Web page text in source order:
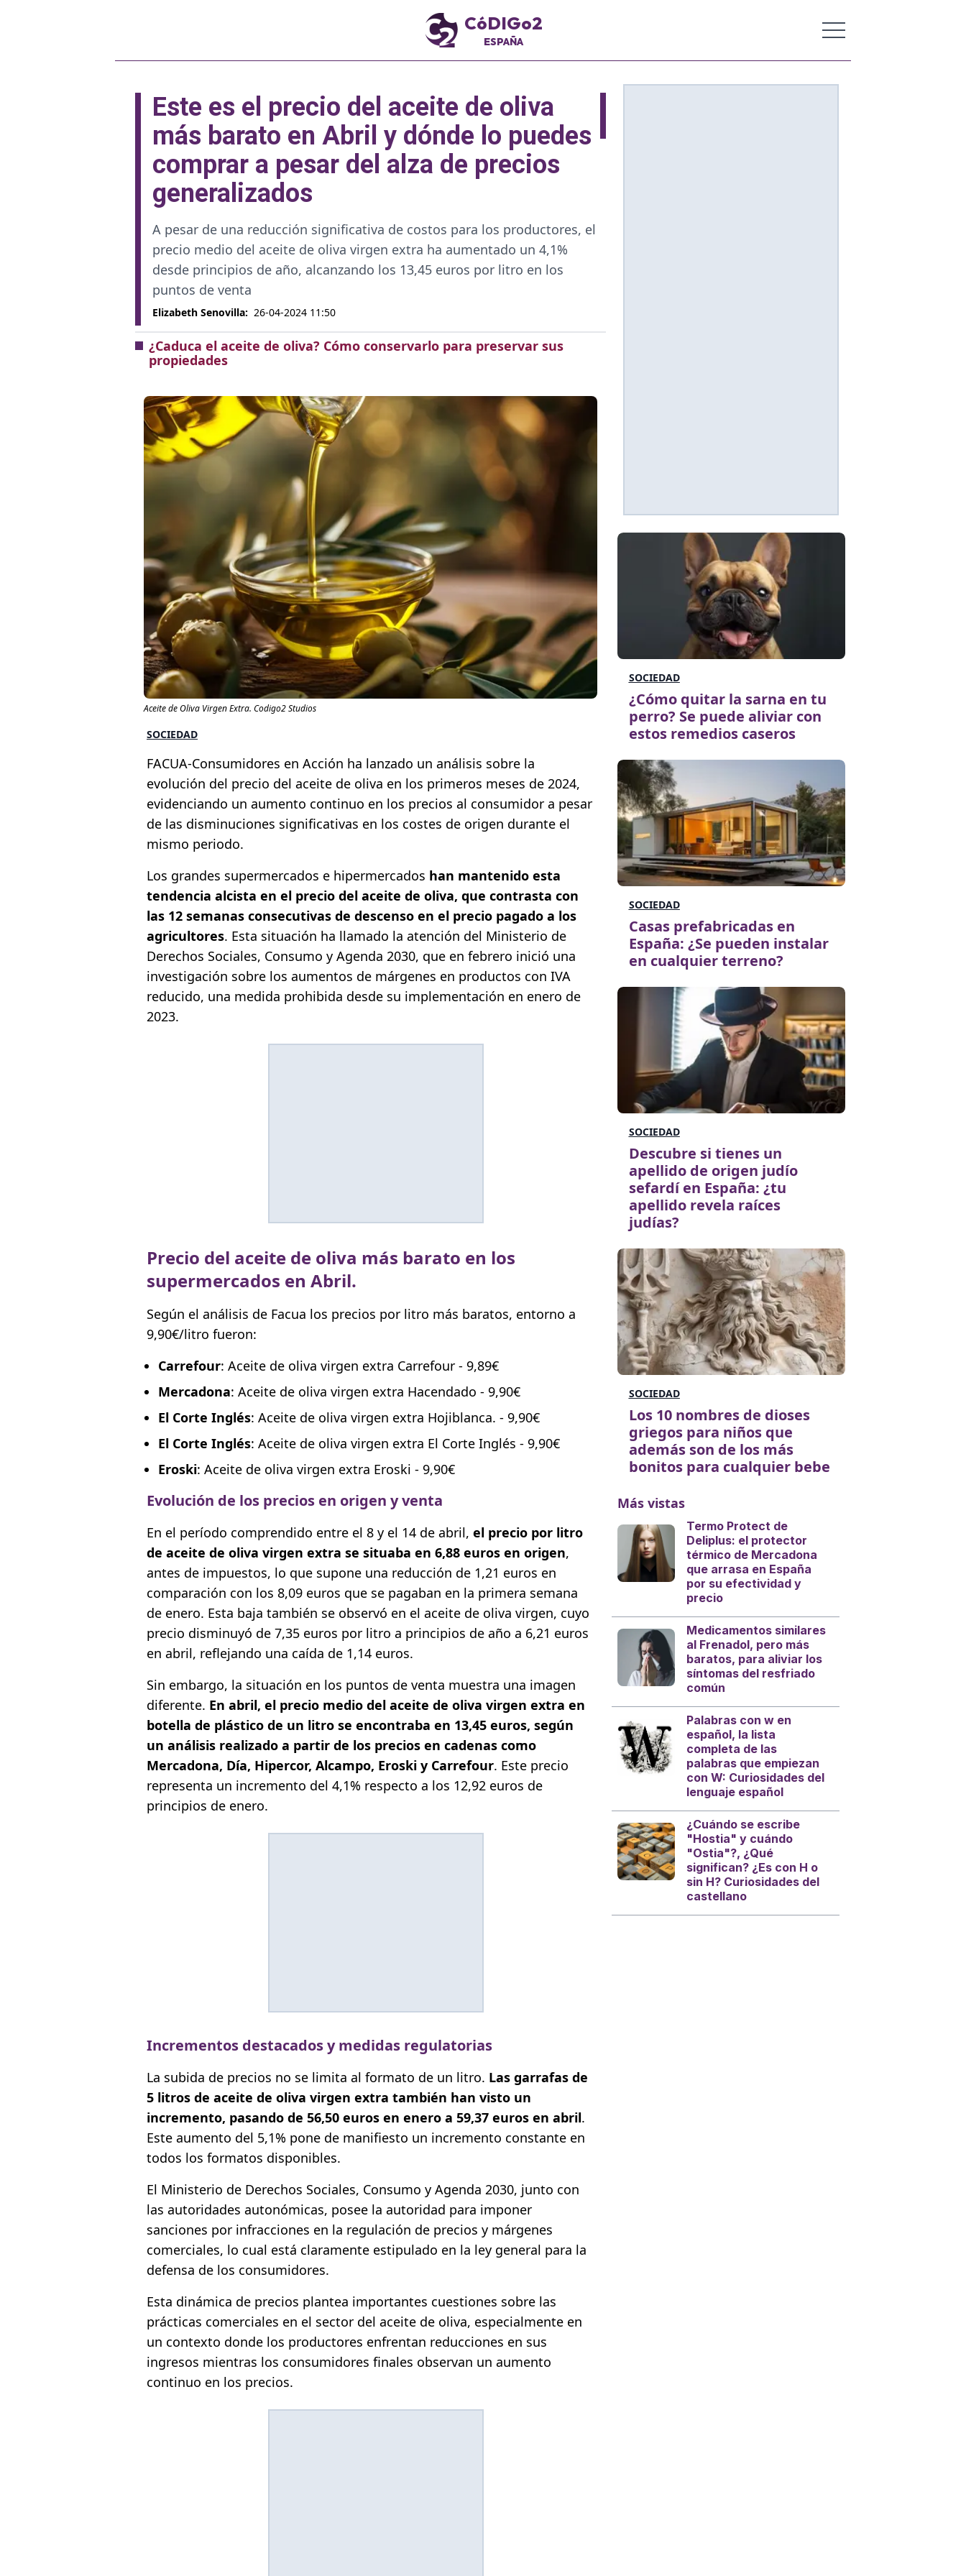
CóDIGo2
ESPAÑA
Este es el precio del aceite de oliva
más barato en Abril y dónde lo puedes
comprar a pesar del alza de precios
generalizados
A pesar de una reducción significativa de costos para los productores, el
precio medio del aceite de oliva virgen extra ha aumentado un 4,1%
desde principios de año, alcanzando los 13,45 euros por litro en los
puntos de venta
Elizabeth Senovilla: 26-04-2024 11:50
¿Caduca el aceite de oliva? Cómo conservarlo para preservar sus
propiedades
Aceite de Oliva Virgen Extra. Codigo2 Studios
SOCIEDAD
FACUA-Consumidores en Acción ha lanzado un análisis sobre la
evolución del precio del aceite de oliva en los primeros meses de 2024,
evidenciando un aumento continuo en los precios al consumidor a pesar
de las disminuciones significativas en los costes de origen durante el
mismo periodo.
Los grandes supermercados e hipermercados han mantenido esta
tendencia alcista en el precio del aceite de oliva, que contrasta con
las 12 semanas consecutivas de descenso en el precio pagado a los
agricultores. Esta situación ha llamado la atención del Ministerio de
Derechos Sociales, Consumo y Agenda 2030, que en febrero inició una
investigación sobre los aumentos de márgenes en productos con IVA
reducido, una medida prohibida desde su implementación en enero de
2023.
Precio del aceite de oliva más barato en los
supermercados en Abril.
Según el análisis de Facua los precios por litro más baratos, entorno a
9,90€/litro fueron:
Carrefour: Aceite de oliva virgen extra Carrefour - 9,89€
Mercadona: Aceite de oliva virgen extra Hacendado - 9,90€
El Corte Inglés: Aceite de oliva virgen extra Hojiblanca. - 9,90€
El Corte Inglés: Aceite de oliva virgen extra El Corte Inglés - 9,90€
Eroski: Aceite de oliva virgen extra Eroski - 9,90€
Evolución de los precios en origen y venta
En el período comprendido entre el 8 y el 14 de abril, el precio por litro
de aceite de oliva virgen extra se situaba en 6,88 euros en origen,
antes de impuestos, lo que supone una reducción de 1,21 euros en
comparación con los 8,09 euros que se pagaban en la primera semana
de enero. Esta baja también se observó en el aceite de oliva virgen, cuyo
precio disminuyó de 7,35 euros por litro a principios de año a 6,21 euros
en abril, reflejando una caída de 1,14 euros.
Sin embargo, la situación en los puntos de venta muestra una imagen
diferente. En abril, el precio medio del aceite de oliva virgen extra en
botella de plástico de un litro se encontraba en 13,45 euros, según
un análisis realizado a partir de los precios en cadenas como
Mercadona, Día, Hipercor, Alcampo, Eroski y Carrefour. Este precio
representa un incremento del 4,1% respecto a los 12,92 euros de
principios de enero.
Incrementos destacados y medidas regulatorias
La subida de precios no se limita al formato de un litro. Las garrafas de
5 litros de aceite de oliva virgen extra también han visto un
incremento, pasando de 56,50 euros en enero a 59,37 euros en abril.
Este aumento del 5,1% pone de manifiesto un incremento constante en
todos los formatos disponibles.
El Ministerio de Derechos Sociales, Consumo y Agenda 2030, junto con
las autoridades autonómicas, posee la autoridad para imponer
sanciones por infracciones en la regulación de precios y márgenes
comerciales, lo cual está claramente estipulado en la ley general para la
defensa de los consumidores.
Esta dinámica de precios plantea importantes cuestiones sobre las
prácticas comerciales en el sector del aceite de oliva, especialmente en
un contexto donde los productores enfrentan reducciones en sus
ingresos mientras los consumidores finales observan un aumento
continuo en los precios.
SOCIEDAD
¿Cómo quitar la sarna en tu
perro? Se puede aliviar con
estos remedios caseros
SOCIEDAD
Casas prefabricadas en
España: ¿Se pueden instalar
en cualquier terreno?
SOCIEDAD
Descubre si tienes un
apellido de origen judío
sefardí en España: ¿tu
apellido revela raíces
judías?
SOCIEDAD
Los 10 nombres de dioses
griegos para niños que
además son de los más
bonitos para cualquier bebe
Más vistas
Termo Protect de
Deliplus: el protector
térmico de Mercadona
que arrasa en España
por su efectividad y
precio
Medicamentos similares
al Frenadol, pero más
baratos, para aliviar los
síntomas del resfriado
común
Palabras con w en
español, la lista
completa de las
palabras que empiezan
con W: Curiosidades del
lenguaje español
¿Cuándo se escribe
"Hostia" y cuándo
"Ostia"?, ¿Qué
significan? ¿Es con H o
sin H? Curiosidades del
castellano